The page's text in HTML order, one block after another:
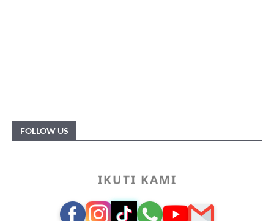
FOLLOW US
IKUTI KAMI